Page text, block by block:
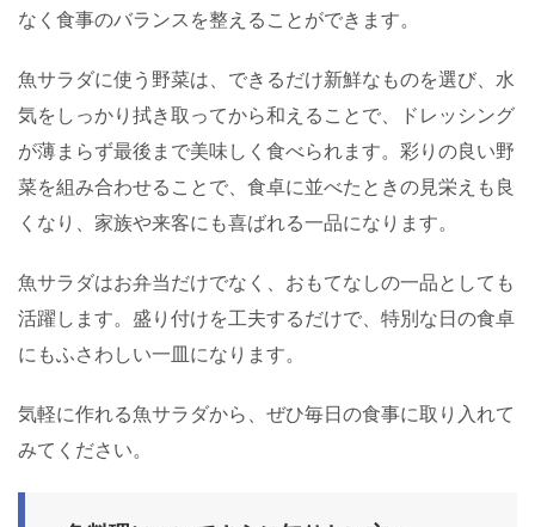
なく食事のバランスを整えることができます。
魚サラダに使う野菜は、できるだけ新鮮なものを選び、水
気をしっかり拭き取ってから和えることで、ドレッシング
が薄まらず最後まで美味しく食べられます。彩りの良い野
菜を組み合わせることで、食卓に並べたときの見栄えも良
くなり、家族や来客にも喜ばれる一品になります。
魚サラダはお弁当だけでなく、おもてなしの一品としても
活躍します。盛り付けを工夫するだけで、特別な日の食卓
にもふさわしい一皿になります。
気軽に作れる魚サラダから、ぜひ毎日の食事に取り入れて
みてください。